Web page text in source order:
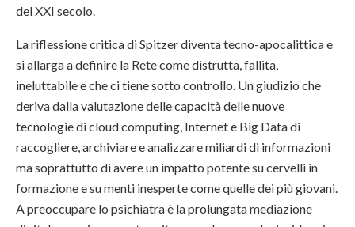
del XXI secolo.
La riflessione critica di Spitzer diventa tecno-apocalittica e
si allarga a definire la Rete come distrutta, fallita,
ineluttabile e che ci tiene sotto controllo. Un giudizio che
deriva dalla valutazione delle capacità delle nuove
tecnologie di cloud computing, Internet e Big Data di
raccogliere, archiviare e analizzare miliardi di informazioni
ma soprattutto di avere un impatto potente su cervelli in
formazione e su menti inesperte come quelle dei più giovani.
A preoccupare lo psichiatra è la prolungata mediazione